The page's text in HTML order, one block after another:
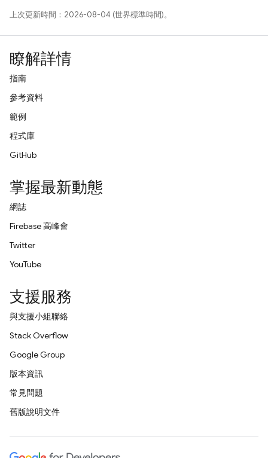
上次更新時間：2026-08-04 (世界標準時間)。
瞭解詳情
指南
參考資料
範例
程式庫
GitHub
掌握最新動態
網誌
Firebase 高峰會
Twitter
YouTube
支援服務
與支援小組聯絡
Stack Overflow
Google Group
版本資訊
常見問題
舊版說明文件